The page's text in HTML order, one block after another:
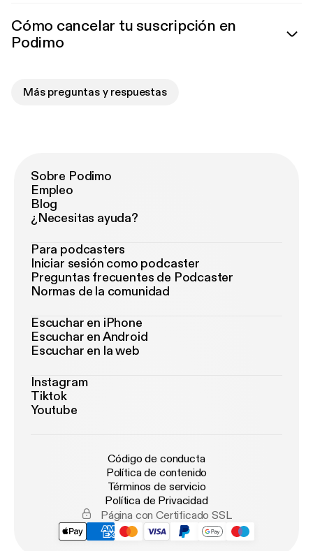
Cómo cancelar tu suscripción en
Podimo
Más preguntas y respuestas
Sobre Podimo
Empleo
Blog
¿Necesitas ayuda?
Para podcasters
Iniciar sesión como podcaster
Preguntas frecuentes de Podcaster
Normas de la comunidad
Escuchar en iPhone
Escuchar en Android
Escuchar en la web
Instagram
Tiktok
Youtube
Código de conducta
Política de contenido
Términos de servicio
Política de Privacidad
Página con Certificado SSL